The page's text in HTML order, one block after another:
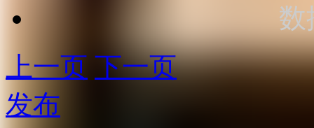
数
上一页 下一页
发布